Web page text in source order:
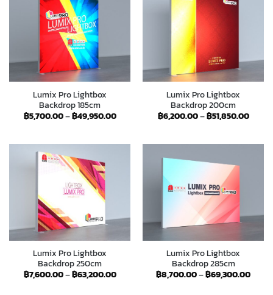
Lumix Pro Lightbox
Backdrop 185cm
฿5,700.00–฿49,950.00Price
range:
฿49,950.00
Lumix Pro Lightbox
Backdrop 200cm
฿6,200.00–฿51,850.00Price
range:
฿
Lumix Pro Lightbox
Backdrop 250cm
฿7,600.00–฿63,200.00Price
Lumix Pro Lightbox
Backdrop 285cm
฿8,700.00–฿69,300.00Price